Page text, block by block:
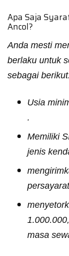
Apa Saja
Ancol?
Anda mesti
berlaku untuk
sebagai
Usia
.
Memiliki
jenis
masa